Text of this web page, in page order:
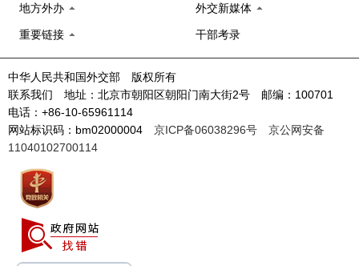
地方外办 外交新媒体
重要链接 干部考录
中华人民共和国外交部 版权所有
联系我们 地址：北京市朝阳区朝阳门南大街2号 邮编：100701
电话：+86-10-65961114
网站标识码：bm02000004 京ICP备06038296号
京公网安备
11040102700114